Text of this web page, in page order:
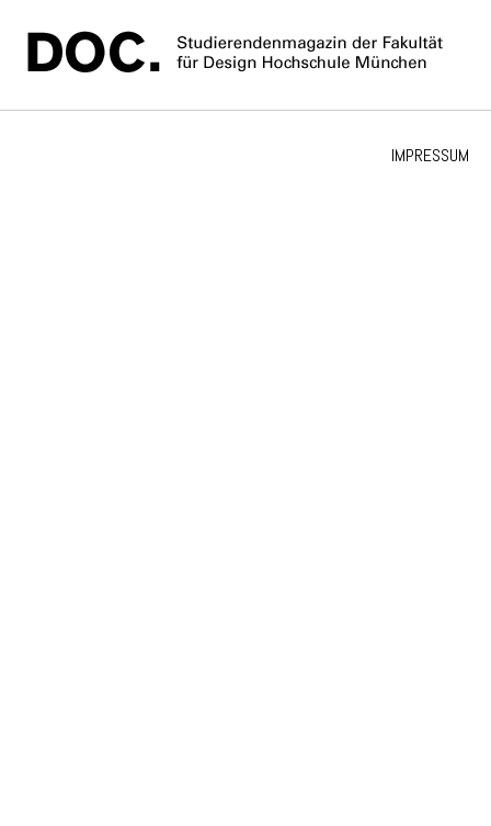
IMPRESSUM